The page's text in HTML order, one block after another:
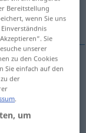
Bereitstellung
wenn Sie uns
Sie
unserer
zu den Cookies
Sie einfach auf den
der
.
um